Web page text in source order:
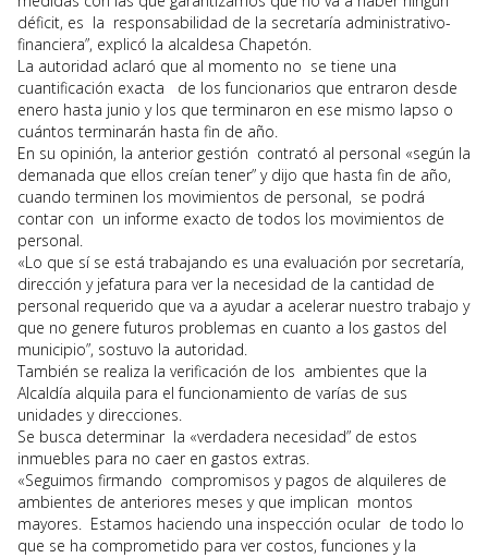
déficit, es la responsabilidad de la secretaría administrativo-
financiera”, explicó la alcaldesa Chapetón.
La autoridad aclaró que al momento no se tiene una
cuantificación exacta de los funcionarios que entraron desde
enero hasta junio y los que terminaron en ese mismo lapso o
cuántos terminarán hasta fin de año.
En su opinión, la anterior gestión contrató al personal «según la
demanada que ellos creían tener” y dijo que hasta fin de año,
cuando terminen los movimientos de personal, se podrá
contar con un informe exacto de todos los movimientos de
personal.
«Lo que sí se está trabajando es una evaluación por secretaría,
dirección y jefatura para ver la necesidad de la cantidad de
personal requerido que va a ayudar a acelerar nuestro trabajo y
que no genere futuros problemas en cuanto a los gastos del
municipio”, sostuvo la autoridad.
También se realiza la verificación de los ambientes que la
Alcaldía alquila para el funcionamiento de varías de sus
unidades y direcciones.
Se busca determinar la «verdadera necesidad” de estos
inmuebles para no caer en gastos extras.
«Seguimos firmando compromisos y pagos de alquileres de
ambientes de anteriores meses y que implican montos
mayores. Estamos haciendo una inspección ocular de todo lo
que se ha comprometido para ver costos, funciones y la